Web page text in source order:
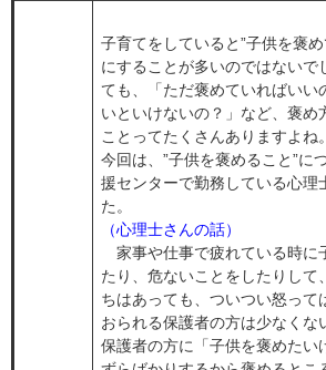
子育てをしていると”子供を褒
にすることが多いのではないで
ても、「ただ褒めていればいい
いといけないの？」など、褒め
ことってたくさんありますよね。
今回は、”子供を褒めること”に
援センターで勤務している心理
た。
（心理士さんの話）
家事や仕事で疲れている時に
たり、危ないことをしたりして
ちはあっても、ついつい怒って
おられる保護者の方は少なくな
保護者の方に「子供を褒めたい